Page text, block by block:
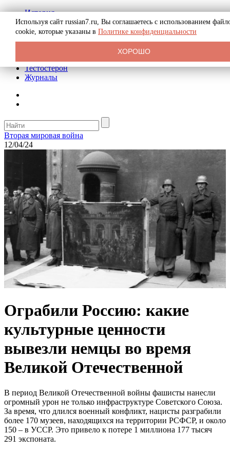
История
Биография
Криминал
Реклама на сайте
Тестостерон
Журналы
Вторая мировая война
12/04/24
Ограбили Россию: какие
культурные ценности
вывезли немцы во время
Великой Отечественной
В период Великой Отечественной войны фашисты нанесли
огромный урон не только инфраструктуре Советского Союза.
За время, что длился военный конфликт, нацисты разграбили
более 170 музеев, находящихся на территории РСФСР, и около
150 – в УССР. Это привело к потере 1 миллиона 177 тысяч
291 экспоната.
Используя сайт russian7.ru, Вы соглашаетесь с использованием
cookie, которые указаны в Политике конфиденциальности
ХОРОШО